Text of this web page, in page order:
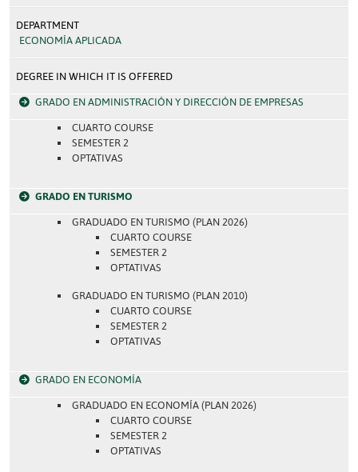
DEPARTMENT
ECONOMÍA APLICADA
DEGREE IN WHICH IT IS OFFERED
GRADO EN ADMINISTRACIÓN Y DIRECCIÓN DE EMPRESAS
CUARTO COURSE
SEMESTER 2
OPTATIVAS
GRADO EN TURISMO
GRADUADO EN TURISMO (PLAN 2026)
CUARTO COURSE
SEMESTER 2
OPTATIVAS
GRADUADO EN TURISMO (PLAN 2010)
CUARTO COURSE
SEMESTER 2
OPTATIVAS
GRADO EN ECONOMÍA
GRADUADO EN ECONOMÍA (PLAN 2026)
CUARTO COURSE
SEMESTER 2
OPTATIVAS